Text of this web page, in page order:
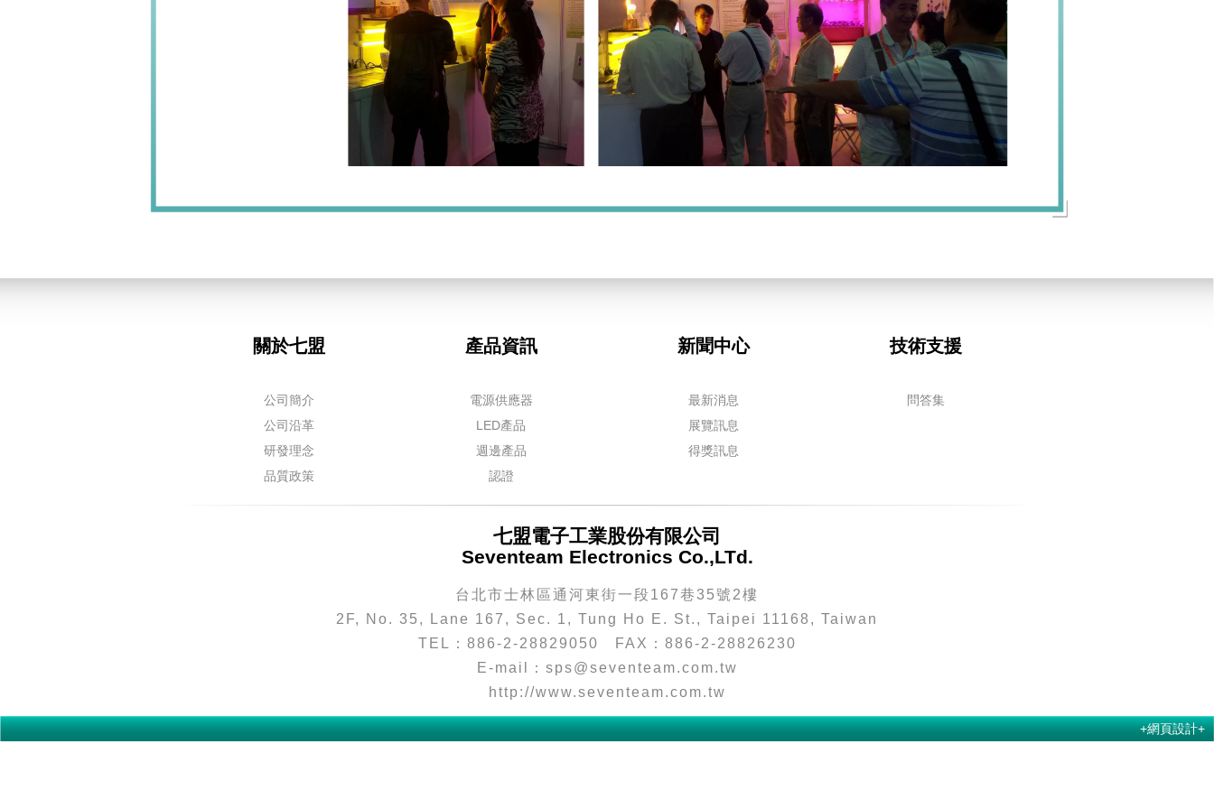
關於七盟
公司簡介
公司沿革
研發理念
品質政策
產品資訊
電源供應器
LED產品
週邊產品
認證
新聞中心
最新消息
展覽訊息
得獎訊息
技術支援
問答集
七盟電子工業股份有限公司
Seventeam Electronics Co.,LTd.
台北市士林區通河東街一段167巷35號2樓
2F, No. 35, Lane 167, Sec. 1, Tung Ho E. St., Taipei 11168, Taiwan
TEL：886-2-28829050 FAX：886-2-28826230
E-mail：sps@seventeam.com.tw
http://www.seventeam.com.tw
+網頁設計+